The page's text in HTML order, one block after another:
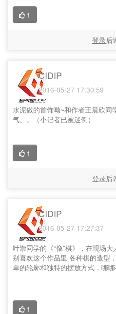
1
登录后
CIDIP
2016-05-27 17:30:59
水泥做的首饰呦~和作者王晨欣同
气。。（小记者已被迷倒）
1
登录后
CIDIP
2016-05-27 17:27:37
叶崇同学的《“像”棋》，在现场
别喜欢这个作品里 各种棋的造型
单的轮廓和独特的摆放方式，哪
1